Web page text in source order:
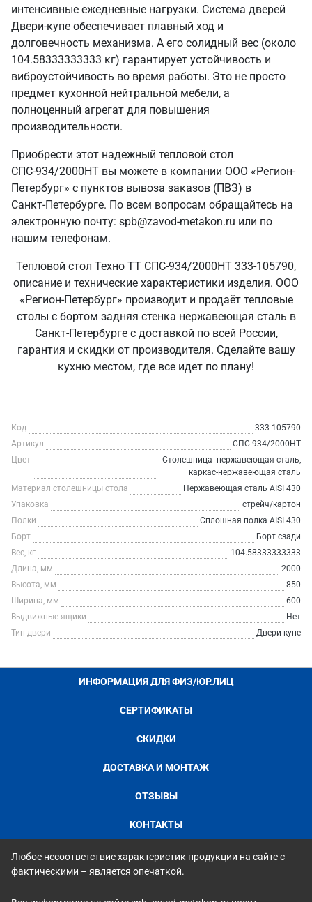
интенсивные ежедневные нагрузки. Система дверей
Двери-купе обеспечивает плавный ход и
долговечность механизма. А его солидный вес (около
104.58333333333 кг) гарантирует устойчивость и
виброустойчивость во время работы. Это не просто
предмет кухонной нейтральной мебели, а
полноценный агрегат для повышения
производительности.
Приобрести этот надежный тепловой стол
СПС-934/2000НТ вы можете в компании ООО «Регион-
Петербург» с пунктов вывоза заказов (ПВЗ) в
Санкт‑Петербурге. По всем вопросам обращайтесь на
электронную почту: spb@zavod-metakon.ru или по
нашим телефонам.
Тепловой стол Техно ТТ СПС-934/2000НТ 333-105790,
описание и технические характеристики изделия. ООО
«Регион-Петербург» производит и продаёт тепловые
столы с бортом задняя стенка нержавеющая сталь в
Санкт‑Петербурге с доставкой по всей России,
гарантия и скидки от производителя. Сделайте вашу
кухню местом, где все идет по плану!
Код
333-105790
Артикул
СПС-934/2000НТ
Цвет
Столешница- нержавеющая сталь,
каркас-нержавеющая сталь
Материал столешницы стола
Нержавеющая сталь AISI 430
Упаковка
стрейч/картон
Полки
Сплошная полка AISI 430
Борт
Борт сзади
Вес, кг
104.58333333333
Длина, мм
2000
Высота, мм
850
Ширина, мм
600
Выдвижные ящики
Нет
Тип двери
Двери-купе
ИНФОРМАЦИЯ ДЛЯ ФИЗ/ЮР.ЛИЦ
СЕРТИФИКАТЫ
СКИДКИ
ДОСТАВКА И МОНТАЖ
ОТЗЫВЫ
КОНТАКТЫ
Любое несоответствие характеристик продукции на сайте с
фактическими – является опечаткой.